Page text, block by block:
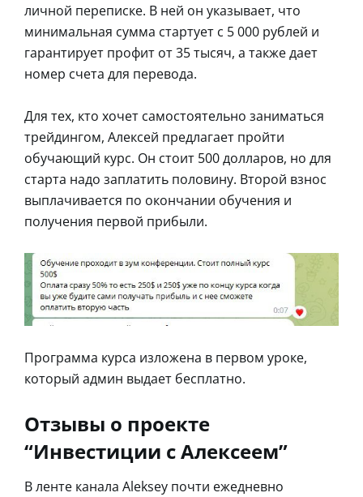
личной переписке. В ней он указывает, что
минимальная сумма стартует с 5 000 рублей и
гарантирует профит от 35 тысяч, а также дает
номер счета для перевода.
Для тех, кто хочет самостоятельно заниматься
трейдингом, Алексей предлагает пройти
обучающий курс. Он стоит 500 долларов, но для
старта надо заплатить половину. Второй взнос
выплачивается по окончании обучения и
получения первой прибыли.
Программа курса изложена в первом уроке,
который админ выдает бесплатно.
Отзывы о проекте
“Инвестиции с Алексеем”
В ленте канала Aleksey почти ежедневно